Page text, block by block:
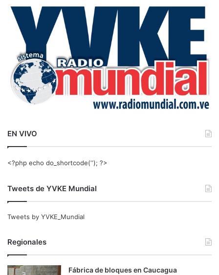
a
EN VIVO
<?php echo do_shortcode(‘‘); ?>
Tweets de YVKE Mundial
Tweets by YVKE_Mundial
Regionales
Fábrica de bloques en Caucagua